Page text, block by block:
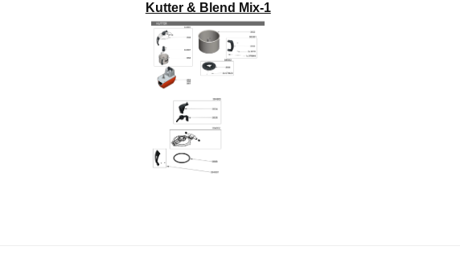
Kutter & Blend Mix-1